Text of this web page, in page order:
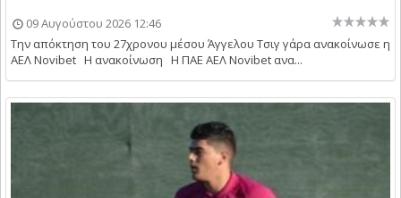
09 Αυγούστου 2026 12:46
Την απόκτηση του 27χρονου μέσου Άγγελου Τσιγ γάρα ανακοίνωσε η
ΑΕΛ Novibet Η ανακοίνωση Η ΠΑΕ ΑΕΛ Novibet ανα...